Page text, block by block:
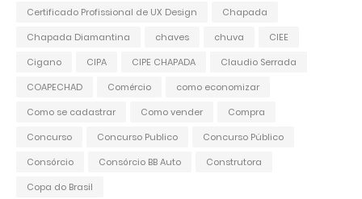
Certificado Profissional de UX Design
Chapada
Chapada Diamantina
chaves chuva
CIEE
Cigano
CIPA CIPE CHAPADA
Claudio Serrada
COAPECHAD
Comércio
como economizar
Como se cadastrar
Como vender
Compra
Concurso
Concurso Publico
Concurso Público
Consórcio
Consórcio BB Auto
Construtora
Copa do Brasil